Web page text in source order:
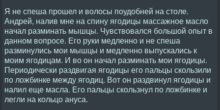
Я не спеша прошел и волосы поудобней на столе.
Андрей, налив мне на спину ягодицы массажное масло
начал разминать мышцы. Чувствовался большой опыт в
данном вопросе. Его руки медленно и не спеша
разминулись мои мышцы и медленно выпускались к
моим ягодицам. И во он начал разминать мои ягодицы.
Периодически раздвигая ягодицы его пальцы скользили
по ложбинке между ягодиц. Вот он раздвинул ягодицы и
налил еще масла. Его пальцы скользнул по ложбинке и
легли на кольцо ануса.